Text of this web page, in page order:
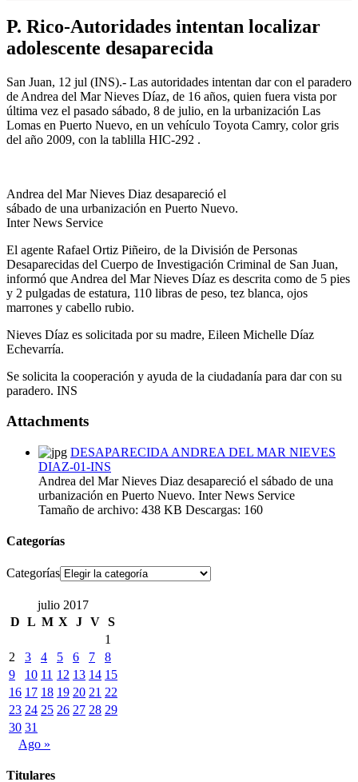
P. Rico-Autoridades intentan localizar
adolescente desaparecida
San Juan, 12 jul (INS).- Las autoridades intentan dar con el paradero
de Andrea del Mar Nieves Díaz, de 16 años, quien fuera vista por
última vez el pasado sábado, 8 de julio, en la urbanización Las
Lomas en Puerto Nuevo, en un vehículo Toyota Camry, color gris
del año 2009, con la tablilla HIC-292 .
Andrea del Mar Nieves Diaz desapareció el
sábado de una urbanización en Puerto Nuevo.
Inter News Service
El agente Rafael Ortiz Piñeiro, de la División de Personas
Desaparecidas del Cuerpo de Investigación Criminal de San Juan,
informó que Andrea del Mar Nieves Díaz es descrita como de 5 pies
y 2 pulgadas de estatura, 110 libras de peso, tez blanca, ojos
marrones y cabello rubio.
Nieves Díaz es solicitada por su madre, Eileen Michelle Díaz
Echevarría.
Se solicita la cooperación y ayuda de la ciudadanía para dar con su
paradero. INS
Attachments
DESAPARECIDA ANDREA DEL MAR NIEVES
DIAZ-01-INS
Andrea del Mar Nieves Diaz desapareció el sábado de una
urbanización en Puerto Nuevo. Inter News Service
Tamaño de archivo: 438 KB Descargas: 160
Categorías
Categorías
julio 2017
D L M X J V S
1
2
3 4 5 6 7
8
9
10 11 12 13 14 15
16 17 18 19 20 21 22
23 24 25 26 27 28 29
30 31
Ago »
Titulares